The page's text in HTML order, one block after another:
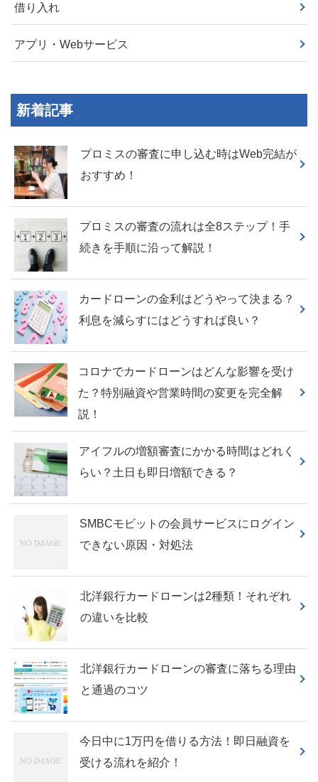
借り入れ
アプリ・Webサービス
新着記事
プロミスの審査に申し込む時はWeb完結が
おすすめ！
プロミスの審査の流れは全8ステップ！手
続きを手順に沿って解説！
カードローンの金利はどうやって決まる？
利息を減らすにはどうすれば良い？
コロナでカードローンはどんな影響を受け
た？特別融資や営業時間の変更を完全解
説！
アイフルの増額審査にかかる時間はどれく
らい？土日も即日増額できる？
SMBCモビットの会員サービスにログイン
できない原因・対処法
北洋銀行カードローンは2種類！それぞれ
の違いを比較
北洋銀行カードローンの審査に落ちる理由
と通過のコツ
今日中に1万円を借りる方法！即日融資を
受ける流れを紹介！